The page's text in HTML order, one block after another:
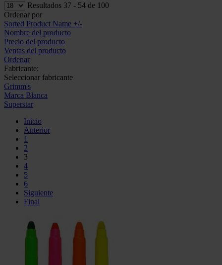
Resultados 37 - 54 de 100
Ordenar por
Sorted Product Name +/-
Nombre del producto
Precio del producto
Ventas del producto
Ordenar
Fabricante:
Seleccionar fabricante
Grimm's
Marca Blanca
Superstar
Inicio
Anterior
1
2
3
4
5
6
Siguiente
Final